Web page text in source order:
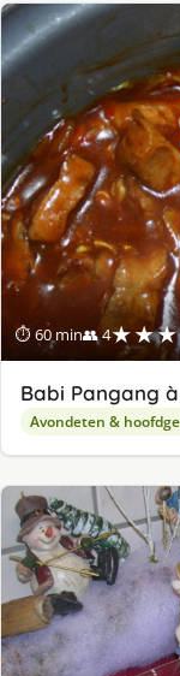
⏱ 60 min👥 4
Babi Pangang
Avondeten &